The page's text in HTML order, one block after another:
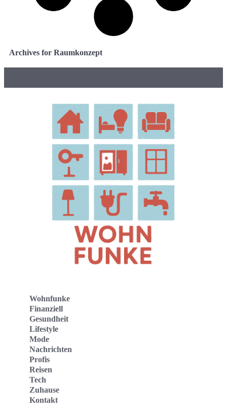
Archives for Raumkonzept
Wohnfunke
Finanziell
Gesundheit
Lifestyle
Mode
Nachrichten
Profis
Reisen
Tech
Zuhause
Kontakt